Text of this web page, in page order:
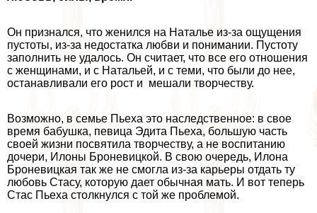
Он признался, что женился на Наталье из-за ощущения
пустоты, из-за недостатка любви и понимании. Пустоту
заполнить не удалось. Он считает, что все его отношения
с женщинами, и с Натальей, и с теми, что были до нее,
останавливали его рост и мешали творчеству.
Возможно, в семье Пьеха это наследственное: в свое
время бабушка, певица Эдита Пьеха, большую часть
своей жизни посвятила творчеству, а не воспитанию
дочери, Илоны Броневицкой. В свою очередь, Илона
Броневицкая так же не смогла из-за карьеры отдать ту
любовь Стасу, которую дает обычная мать. И вот теперь
Стас Пьеха столкнулся с той же проблемой.